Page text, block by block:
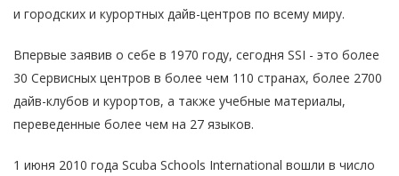
и городских и курортных дайв-центров по всему миру.
Впервые заявив о себе в 1970 году, сегодня SSI - это более
30 Сервисных центров в более чем 110 странах, более 2700
дайв-клубов и курортов, а также учебные материалы,
переведенные более чем на 27 языков.
1 июня 2010 года Scuba Schools International вошли в число